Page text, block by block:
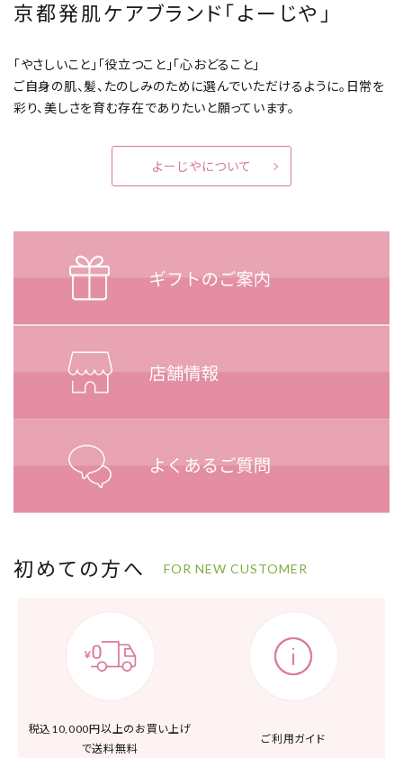
京都発肌ケアブランド「よーじや」
「やさしいこと」「役立つこと」「心おどること」
ご自身の肌、髪、たのしみのために選んでいただけるように。 日常を
彩り、美しさを育む存在でありたいと願っています。
よーじやについて
初めての方へ FOR NEW CUSTOMER
税込10,000円以上の お買い上げ
で送料無料
ご利用ガイド